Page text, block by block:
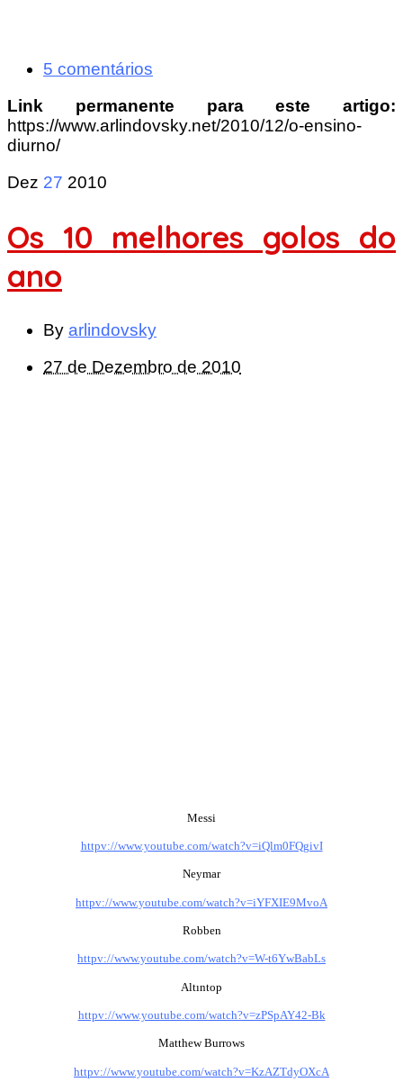
5 comentários
Link permanente para este artigo:
https://www.arlindovsky.net/2010/12/o-ensino-
diurno/
Dez 27 2010
Os 10 melhores golos do
ano
By arlindovsky
27 de Dezembro de 2010
Messi
httpv://www.youtube.com/watch?v=iQlm0FQgivI
Neymar
httpv://www.youtube.com/watch?v=iYFXIE9MvoA
Robben
httpv://www.youtube.com/watch?v=W-t6YwBabLs
Altıntop
httpv://www.youtube.com/watch?v=zPSpAY42-Bk
Matthew Burrows
httpv://www.youtube.com/watch?v=KzAZTdyOXcA